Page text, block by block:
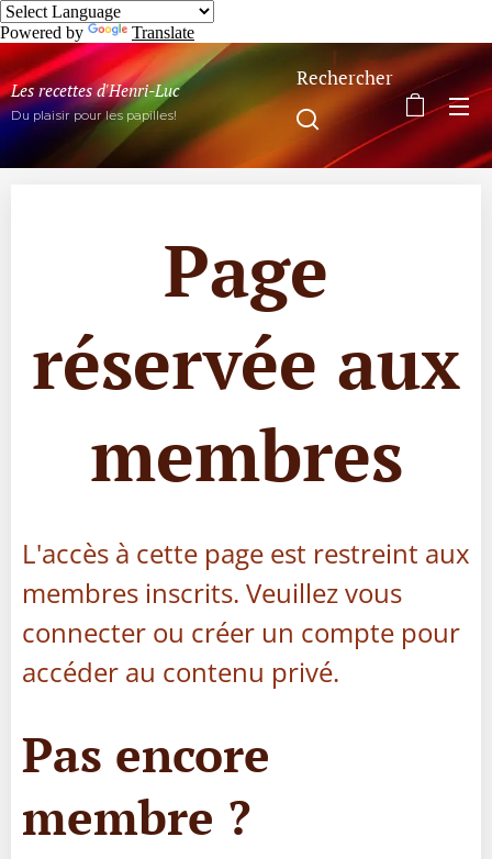
Powered by Translate
Les recettes d'Henri-Luc
Du plaisir pour les papilles!
Rechercher
Page
réservée aux
membres
L'accès à cette page est restreint aux
membres inscrits. Veuillez vous
connecter ou créer un compte pour
accéder au contenu privé.
Pas encore
membre ?